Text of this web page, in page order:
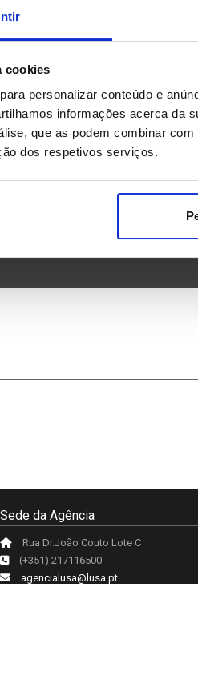
cookies
personalizar conteúdo e
informações acerca da
que as podem combinar
dos respetivos serviços.
Sede da Agência
Rua Dr.João Couto Lote C
(+351) 217116500
agencialusa@lusa.pt